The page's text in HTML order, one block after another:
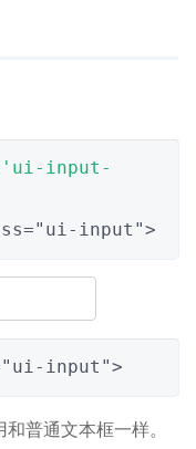
'ui-input-
input">
input">
普通文本框一样。